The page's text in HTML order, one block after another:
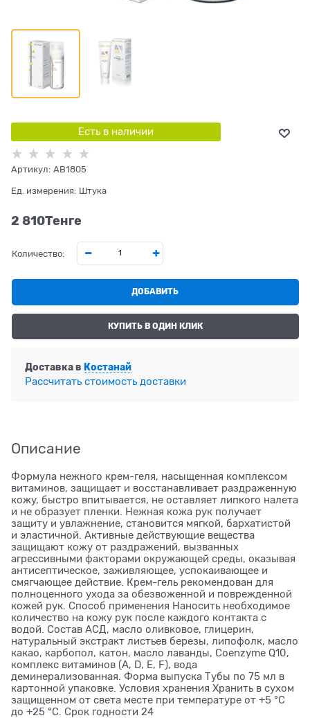
Есть в наличии
Артикул: AB1805
Ед. измерения: Штука
2 810Tенге
Количество:
ДОБАВИТЬ
КУПИТЬ В ОДИН КЛИК
Доставка в Костанай
Рассчитать стоимость доставки
Описание
Формула нежного крем-геля, насыщенная комплексом
витаминов, защищает и восстанавливает раздраженную
кожу, быстро впитывается, не оставляет липкого налета
и не образует пленки. Нежная кожа рук получает
защиту и увлажнение, становится мягкой, бархатистой
и эластичной. Активные действующие вещества
защищают кожу от раздражений, вызванных
агрессивными факторами окружающей среды, оказывая
антисептическое, заживляющее, успокаивающее и
смягчающее действие. Крем-гель рекомендован для
полноценного ухода за обезвоженной и поврежденной
кожей рук. Способ применения Наносить необходимое
количество на кожу рук после каждого контакта с
водой. Состав АСД, масло оливковое, глицерин,
натуральный экстракт листьев березы, липофолк, масло
какао, карбопол, катон, масло лаванды, Coenzyme Q10,
комплекс витаминов (A, D, E, F), вода
деминерализованная. Форма выпуска Тубы по 75 мл в
картонной упаковке. Условия хранения Хранить в сухом
защищенном от света месте при температуре от +5 °С
до +25 °С. Срок годности 24